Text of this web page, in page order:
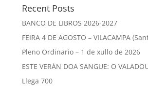
Recent Posts
BANCO DE LIBROS 2026-2027
FEIRA 4 DE AGOSTO – VILACAMPA
Pleno Ordinario – 1 de xullo de 2026
ESTE VERÁN DOA SANGUE: O
Llega 700